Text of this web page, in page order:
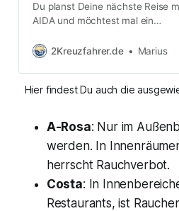
Du planst Deine nächste Reise
AIDA und möchtest mal ein
Reise ist schon gebucht und Du
kleinen “Selbststudium” rund um
Dein Schiff befeuern? Dabei
von AIDA. * Deckplan AIDAbella*
Deckplan AIDAdiva* * Deckplan
AIDAluna* * Deckplan AIDAblu*
Deckplan
2Kreuzfahrer.de Marius
Hier findest Du auch die
A-Rosa: Nur im
werden. In
herrscht Rauchverbot.
Costa: In
Restaurants, ist